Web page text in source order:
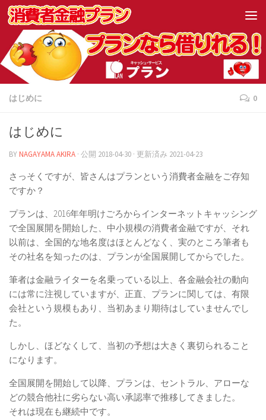
はじめに 0
はじめに
BYNAGAYAMA AKIRA · 公開 2018-04-30 · 更新済み 2021-04-23
さっそくですが、皆さんはプランという消費者金融をご存知
ですか？
プランは、2016年年明けごろからインターネットキャッシング
で全国展開を開始した、中小規模の消費者金融ですが、それ
以前は、全国的な地名度はほとんどなく、実のところ筆者も
その社名を知ったのは、プランが全国展開してからでした。
筆者は金融ライターを名乗っている以上、各金融会社の動向
には常に注視していますが、正直、プランに関しては、有限
会社という規模もあり、当初あまり期待はしていませんでし
た。
しかし、ほどなくして、当初の予想は大きく裏切られること
になります。
全国展開を開始して以降、プランは、セントラル、アローな
どの競合他社に劣らない高い承認率で推移してきました。
それは現在も継続中です。